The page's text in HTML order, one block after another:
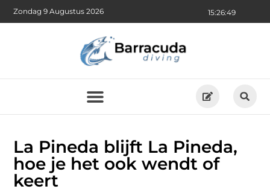
15:26:51
Zondag 9 Augustus 2026
La Pineda blijft La Pineda,
hoe je het ook wendt of
keert